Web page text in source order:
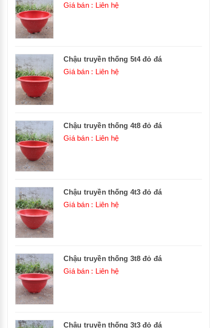
Giá bán : Liên hệ
Chậu truyền thống 5t4 đỏ đá
Giá bán : Liên hệ
Chậu truyền thống 4t8 đỏ đá
Giá bán : Liên hệ
Chậu truyền thống 4t3 đỏ đá
Giá bán : Liên hệ
Chậu truyền thống 3t8 đỏ đá
Giá bán : Liên hệ
Chậu truyền thống 3t3 đỏ đá